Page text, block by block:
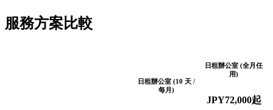
服務方案比較
日租辦公室 (10 天 /
每月)
日租辦公室 (全月任
用)
JPY72,000起